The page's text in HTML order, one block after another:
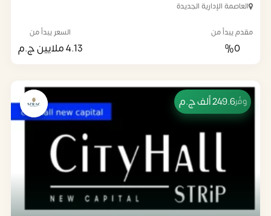
العاصمة الإدارية الجديدة
مقدم يبدأ من
%0
السعر يبدأ من
4.13 ملايين ج.م
وفّر249.6 ألف ج.م